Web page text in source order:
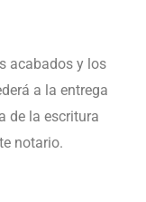
acabados y los
a la entrega
de la escritura
notario.